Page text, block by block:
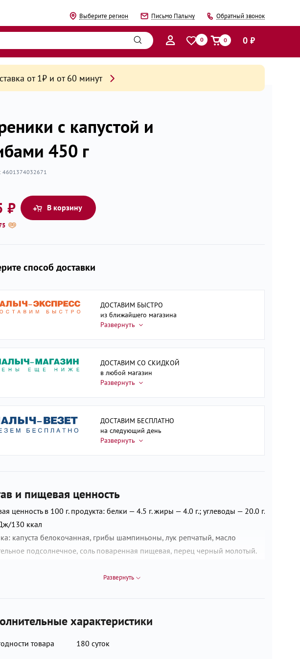
Выберите регион Письмо Палычу Обратный звонок
0 0 0 ₽
от 1₽ и от 60 минут
с капустой и
450 г
4601374032671
₽ В корзину
способ доставки
ДОСТАВИМ БЫСТРО
из ближайшего магазина
ДОСТАВИМ СО СКИДКОЙ
в любой магазин
ДОСТАВИМ БЕСПЛАТНО
на следующий день
и пищевая ценность
ценность в 100 г. продукта: белки — 4.5 г. жиры — 4.0 г.; углеводы — 20.0 г.
130 ккал
капуста белокочанная, грибы шампиньоны, лук репчатый, масло
подсолнечное, соль поваренная пищевая, перец черный молотый.
пищевое, соль поваренная пищевая.
Развернуть
характеристики
товара 180 суток